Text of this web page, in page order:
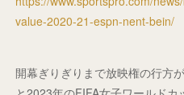
value-2020-21-espn-nent-bein/
開幕ぎりぎりまで放映権の行方